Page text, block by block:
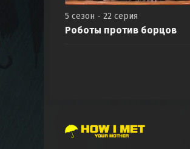
5 сезон - 22 серия
Роботы против борцов